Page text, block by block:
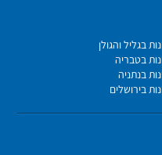
בגליל והגולן
בטבריה
בנתניה
בירושלים